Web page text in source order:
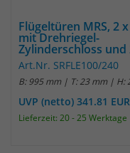
Flügeltüren MRS, 2
mit Drehriegel-
Zylinderschloss und
Art.Nr. SRFLE100/240
B: 995 mm | T: 23 mm | H:
UVP (netto) 341.81 EUR
Lieferzeit: 20 - 25 Werktage